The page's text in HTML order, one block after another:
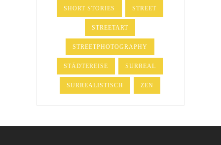
SHORT STORIES STREET
STREETART
STREETPHOTOGRAPHY
STÄDTEREISE SURREAL
SURREALISTISCH ZEN